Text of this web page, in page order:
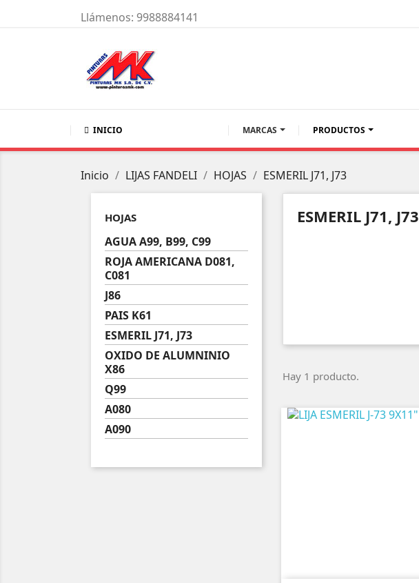
Llámenos: 9988884141
INICIO MARCAS PRODUCTOS
Inicio LIJAS FANDELI HOJAS ESMERIL J71, J73
HOJAS
AGUA A99, B99, C99
ROJA AMERICANA D081,
C081
J86
PAIS K61
ESMERIL J71, J73
OXIDO DE ALUMNINIO
X86
Q99
A080
A090
ESMERIL J71, J73
Hay 1 producto.